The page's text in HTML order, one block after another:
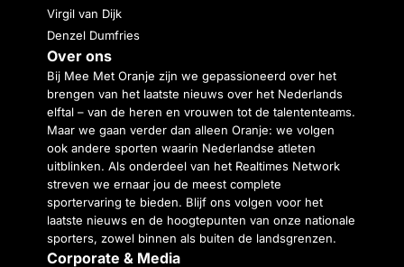
Virgil van Dijk
Denzel Dumfries
Over ons
Bij Mee Met Oranje zijn we gepassioneerd over het
brengen van het laatste nieuws over het Nederlands
elftal – van de heren en vrouwen tot de talententeams.
Maar we gaan verder dan alleen Oranje: we volgen
ook andere sporten waarin Nederlandse atleten
uitblinken. Als onderdeel van het Realtimes Network
streven we ernaar jou de meest complete
sportervaring te bieden. Blijf ons volgen voor het
laatste nieuws en de hoogtepunten van onze nationale
sporters, zowel binnen als buiten de landsgrenzen.
Corporate & Media